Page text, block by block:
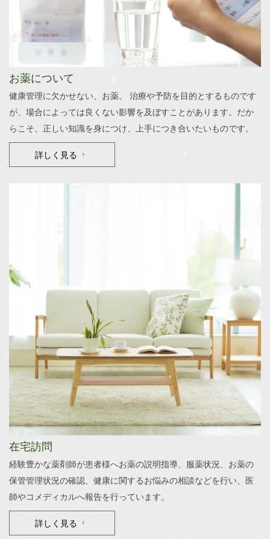
お薬について
健康管理に欠かせない、お薬。 治療や予防を目的とするものです
が、場合によっては良くない影響を及ぼすことがあります。だか
らこそ、正しい知識を身につけ、上手につき合いたいものです。
詳しく見る
在宅訪問
経験豊かな薬剤師が患者様へお薬の説明指導、服薬状況、お薬の
保管管理状況の確認、健康に関するお悩みの相談などを行い、医
師やコメディカルへ報告を行っています。
詳しく見る